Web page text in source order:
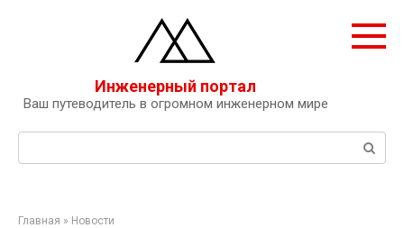
Инженерный портал
Ваш путеводитель в огромном инженерном мире
Поиск:
Главная » Новости